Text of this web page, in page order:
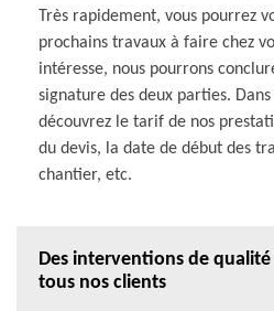
Très rapidement, vous pourrez
prochains travaux à faire chez
intéresse, nous pourrons
signature des deux parties.
découvrez le tarif de nos
du devis, la date de début des
chantier, etc.
Des interventions de
tous nos clients